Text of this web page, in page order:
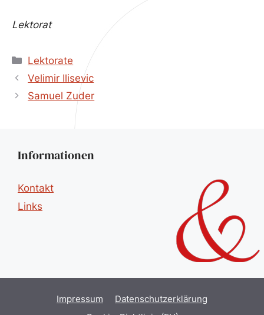
Lektorat
Kategorien
Lektorate
Velimir Ilisevic
Samuel Zuder
Informationen
Kontakt
Links
Impressum
Datenschutzerklärung